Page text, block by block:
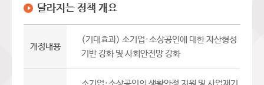
달라지는 정책 개요
개정내용
(기대효과) 소기업·소상공인에 대한 자산형성
기반 강화 및 사회안전망 강화